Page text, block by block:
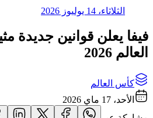
الثلاثاء، 14 يوليوز 2026
فيفا يعلن قوانين جديدة
العالم 2026
كأس العالم
الأحد، 17 ماي 2026